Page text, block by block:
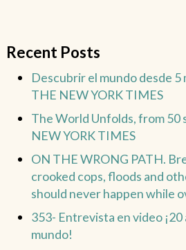
Recent Posts
Descubrir el mundo desde 5
THE NEW YORK TIMES
The World Unfolds, from 50
NEW YORK TIMES
ON THE WRONG PATH.
crooked cops, floods and
should never happen while
353- Entrevista en video ¡20
mundo!